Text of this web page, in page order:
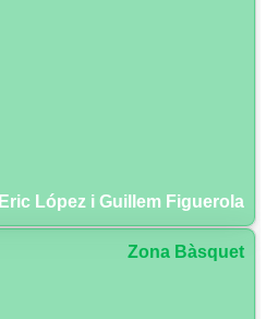
Eric López i Guillem Figuerola
Zona Bàsquet